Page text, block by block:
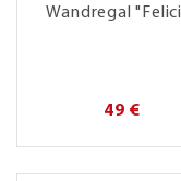
Wandregal
49 €